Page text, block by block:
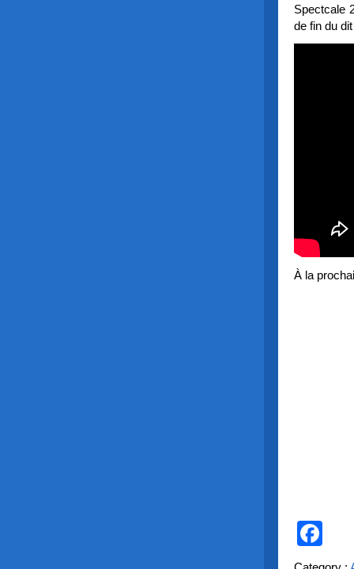
Spectcale
de fin du
À la